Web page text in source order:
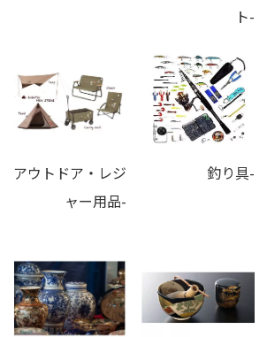
ト-
アウトドア・レジ
ャー用品-
釣り具-